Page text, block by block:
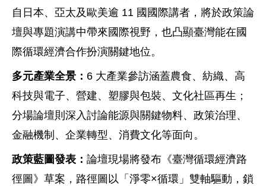
自日本、亞太及歐美逾 11 國國際講者，將於政策論
壇與專題演講中帶來國際視野，也凸顯臺灣能在國
際循環經濟合作扮演關鍵地位。
多元產業全景： 6 大產業參訪涵蓋農食、紡織、高
科技與電子、營建、塑膠與包裝、文化社區再生；
分場論壇則深入討論能源與關鍵物料、政策治理、
金融機制、企業轉型、消費文化等面向。
政策藍圖發表： 論壇現場將發布《臺灣循環經濟路
徑圖》草案，路徑圖以「淨零×循環」雙軸驅動，鎖